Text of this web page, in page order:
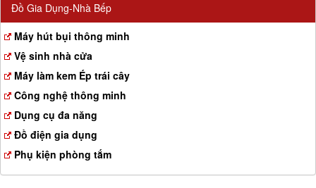
Đồ Gia Dụng-Nhà Bếp
Máy hút bụi thông minh
Vệ sinh nhà cửa
Máy làm kem Ép trái cây
Công nghệ thông minh
Dụng cụ đa năng
Đồ điện gia dụng
Phụ kiện phòng tắm